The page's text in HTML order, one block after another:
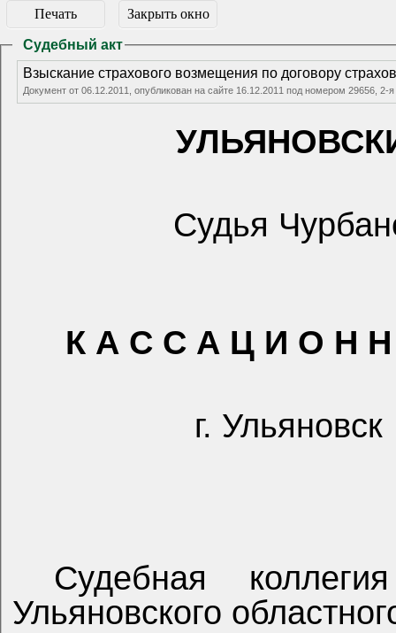
Печать Закрыть окно
Судебный акт
Взыскание страхового возмещения по договору
Документ от 06.12.2011, опубликован на сайте 16.12.2011 под номером
Судья
К А С С А Ц И О Н
г. Ульяновск
Судебная
Ульяновского